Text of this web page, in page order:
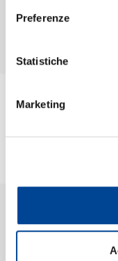
Preferenze
Statistiche
Marketing